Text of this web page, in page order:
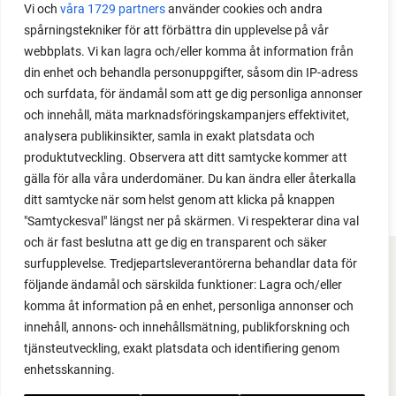
Vi och våra 1729 partnersanvänder cookies och andra
spårningstekniker för att förbättra din upplevelse på vår
webbplats. Vi kan lagra och/eller komma åt information från
din enhet och behandla personuppgifter, såsom din IP-adress
och surfdata, för ändamål som att ge dig personliga annonser
och innehåll, mäta marknadsföringskampanjers effektivitet,
analysera publikinsikter, samla in exakt platsdata och
produktutveckling. Observera att ditt samtycke kommer att
gälla för alla våra underdomäner. Du kan ändra eller återkalla
ditt samtycke när som helst genom att klicka på knappen
"Samtyckesval" längst ner på skärmen. Vi respekterar dina val
och är fast beslutna att ge dig en transparent och säker
surfupplevelse. Tredjepartsleverantörerna behandlar data för
följande ändamål och särskilda funktioner: Lagra och/eller
komma åt information på en enhet, personliga annonser och
innehåll, annons- och innehållsmätning, publikforskning och
tjänsteutveckling, exakt platsdata och identifiering genom
enhetsskanning.
en gullgruve i kjøkkenhagen. Her får du noen gode
ertedyrketips.
FACEBOOK
YOUTUBE